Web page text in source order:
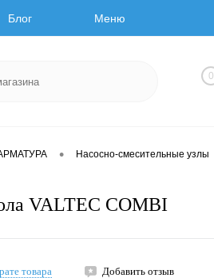
Блог Меню
0
• Насосно-смесительные узлы
VALTEC COMBI
товара Добавить отзыв